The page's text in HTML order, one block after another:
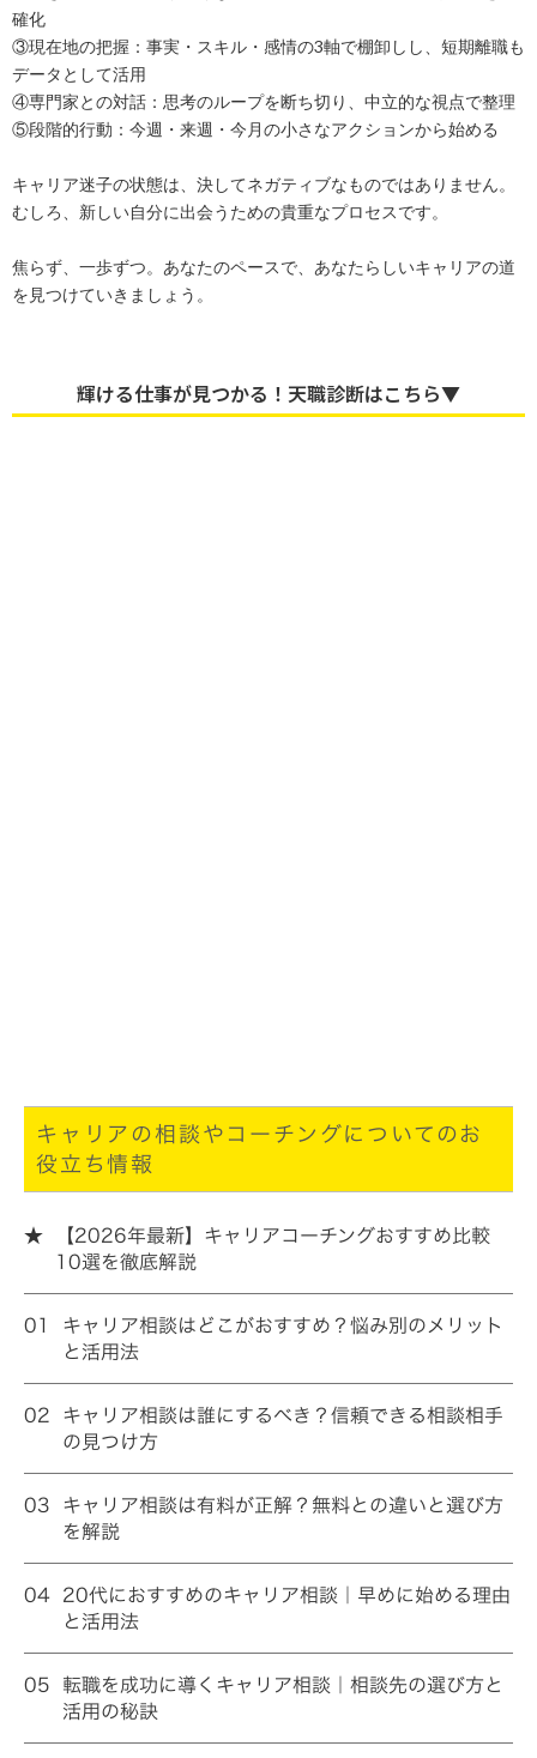
確化
③現在地の把握：事実・スキル・感情の3軸で棚卸しし、短期離職も
データとして活用
④専門家との対話：思考のループを断ち切り、中立的な視点で整理
⑤段階的行動：今週・来週・今月の小さなアクションから始める
キャリア迷子の状態は、決してネガティブなものではありません。
むしろ、新しい自分に出会うための貴重なプロセスです。
焦らず、一歩ずつ。あなたのペースで、あなたらしいキャリアの道
を見つけていきましょう。
輝ける仕事が見つかる！天職診断はこちら▼
キャリアの相談やコーチングについてのお
役立ち情報
★
【2026年最新】キャリアコーチングおすすめ比較
10選を徹底解説
01
キャリア相談はどこがおすすめ？悩み別のメリット
と活用法
02 キャリア相談は誰にするべき？信頼できる相談相手
の見つけ方
03 キャリア相談は有料が正解？無料との違いと選び方
を解説
04 20代におすすめのキャリア相談｜早めに始める理由
と活用法
05 転職を成功に導くキャリア相談｜相談先の選び方と
活用の秘訣